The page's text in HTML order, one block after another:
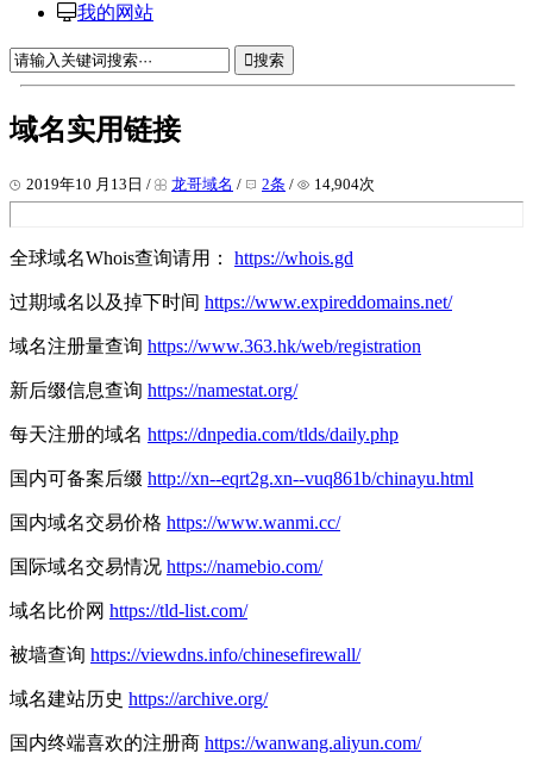
我的网站
搜索
域名实用链接
2019年10 月13日 / 龙哥域名 / 2条 / 14,904次
全球域名Whois查询请用： https://whois.gd
过期域名以及掉下时间 https://www.expireddomains.net/
域名注册量查询 https://www.363.hk/web/registration
新后缀信息查询 https://namestat.org/
每天注册的域名 https://dnpedia.com/tlds/daily.php
国内可备案后缀 http://xn--eqrt2g.xn--vuq861b/chinayu.html
国内域名交易价格 https://www.wanmi.cc/
国际域名交易情况 https://namebio.com/
域名比价网 https://tld-list.com/
被墙查询 https://viewdns.info/chinesefirewall/
域名建站历史 https://archive.org/
国内终端喜欢的注册商 https://wanwang.aliyun.com/